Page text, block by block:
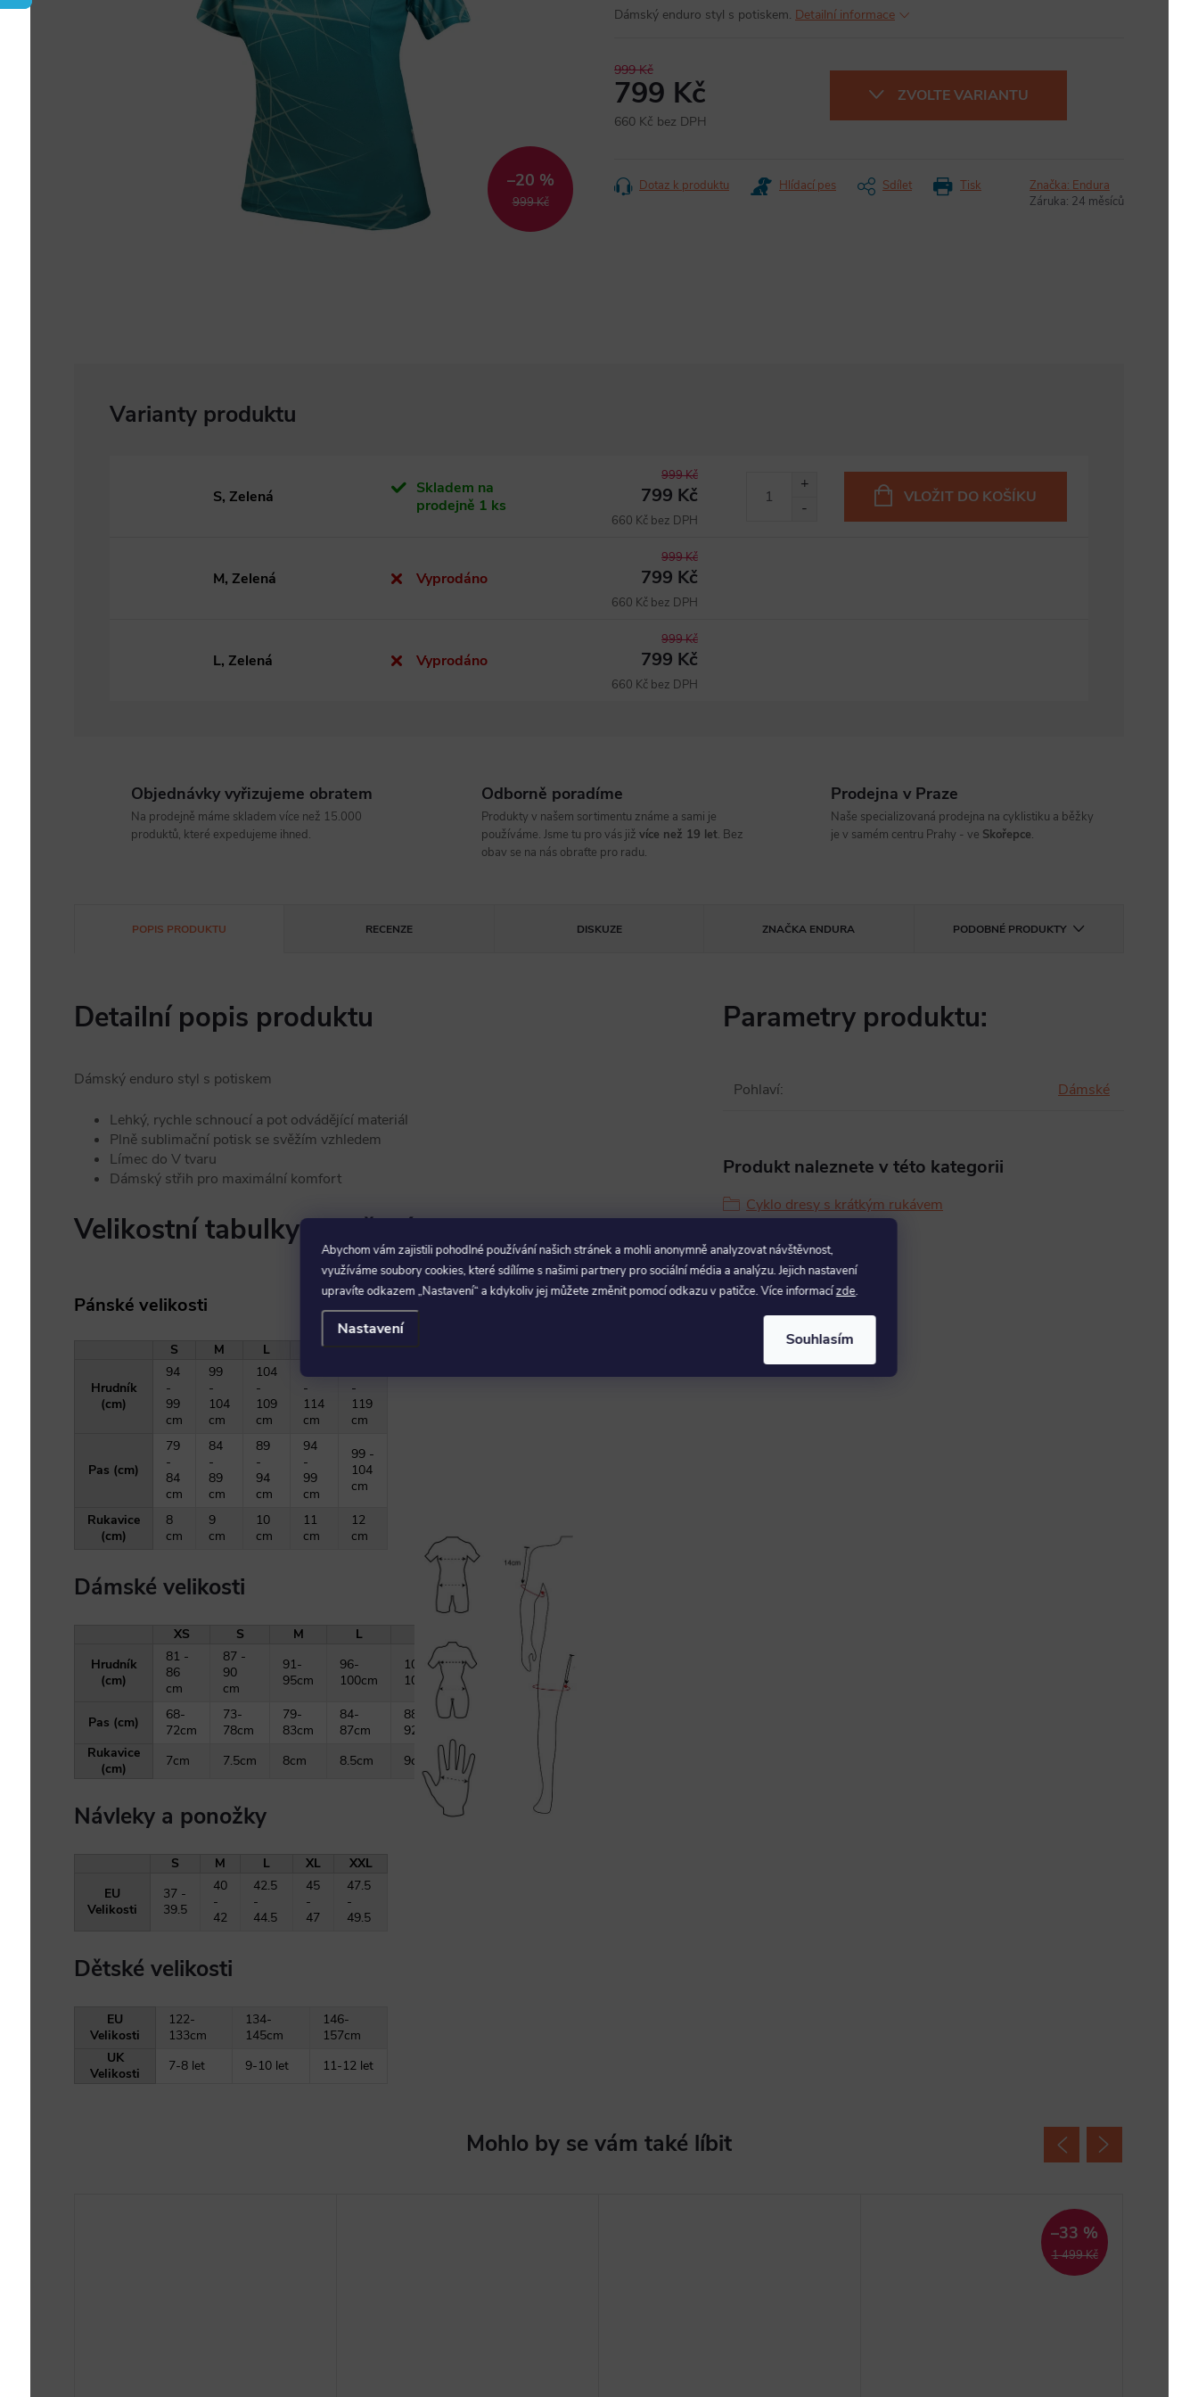
Abychom vám zajistili pohodlné používání našich stránek a mohli anonymně analyzovat návštěvnost,
využíváme soubory cookies, které sdílíme s našimi partnery pro sociální média a analýzu. Jejich nastavení
upravíte odkazem „Nastavení“ a kdykoliv jej můžete změnit pomocí odkazu v patičce. Více informacízde.
Nastavení
Souhlasím
999 Kč
–20 %
Dámský enduro styl s potiskem. Detailní informace
999 Kč
799 Kč
660 Kč bez DPH
ZVOLTE VARIANTU
Tisk
Dotaz k produktu Hlídací pes Sdílet Značka: Endura
Záruka: 24 měsíců
S, Zelená
Skladem na
prodejně 1 ks
999 Kč
799 Kč
660 Kč bez DPH
VLOŽIT DO KOŠÍKU
M, Zelená Vyprodáno
999 Kč
799 Kč
660 Kč bez DPH
L, Zelená Vyprodáno
999 Kč
799 Kč
660 Kč bez DPH
Objednávky vyřizujeme obratem
Na prodejně máme skladem více než 15.000
produktů, které expedujeme ihned.
Odborně poradíme
Produkty v našem sortimentu známe a sami je
používáme. Jsme tu pro vás již více než 19 let. Bez
obav se na nás obraťte pro radu.
Prodejna v Praze
Naše specializovaná prodejna na cyklistiku a běžky
je v samém centru Prahy - ve Skořepce.
POPIS PRODUKTU RECENZE DISKUZE ZNAČKA ENDURA PODOBNÉ PRODUKTY
Detailní popis produktu
Dámský enduro styl s potiskem
Lehký, rychle schnoucí a pot odvádějící materiál
Plně sublimační potisk se svěžím vzhledem
Límec do V tvaru
Dámský střih pro maximální komfort
Velikostní tabulky oblečení Endura
Pánské velikosti
S M L XL
Hrudník
(cm)
94
-
99
cm
99
-
104
cm
104
-
109
cm
109
-
114
cm
-
119
cm
Pas (cm)
79
-
84
cm
84
-
89
cm
89
-
94
cm
94
-
99
cm
99 -
104
cm
Rukavice
(cm)
8
cm
9
cm
10
cm
11
cm
12
cm
Dámské velikosti
XS S M L
Hrudník
(cm)
81 -
86
cm
87 -
90
cm
91-
95cm
96-
100cm
101-
105cm
Pas (cm)
68-
72cm
73-
78cm
79-
83cm
84-
87cm
88-
92cm
Rukavice
(cm)
7cm 7.5cm 8cm 8.5cm 9cm
Návleky a ponožky
S M L XL
XXL
EU
Velikosti
37 -
39.5
40
-
42
42.5
-
44.5
45
-
47
47.5
-
49.5
Dětské velikosti
EU
Velikosti
122-
133cm
134-
145cm
146-
157cm
UK
Velikosti
7-8 let 9-10 let 11-12 let
Parametry produktu:
Pohlaví: Dámské
Produkt naleznete v této kategorii
Cyklo dresy s krátkým rukávem
1 499 Kč
–33 %